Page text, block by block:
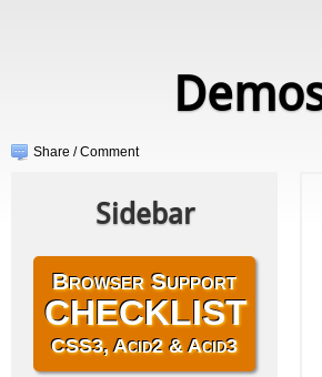
Share / Comment
Sidebar
Browser Support
CHECKLIST
CSS3, Acid2 & Acid3